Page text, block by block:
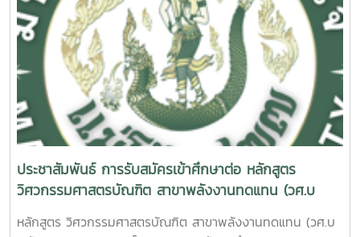
ประชาสัมพันธ์ การรับสมัครเข้าศึกษาต่อ หลักสูตร
วิศวกรรมศาสตรบัณฑิต สาขาพลังงานทดแทน (วศ.บ
พลังงานทดแทน)
หลักสูตร วิศวกรรมศาสตรบัณฑิต สาขาพลังงานทดแทน (วศ.บ